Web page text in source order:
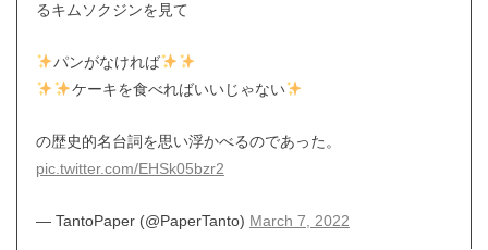
るキムソクジンを見て
パンがなければ
ケーキを食べればいいじゃない
の歴史的名台詞を思い浮かべるのであった。
pic.twitter.com/EHSk05bzr2
— TantoPaper (@PaperTanto) March 7, 2022